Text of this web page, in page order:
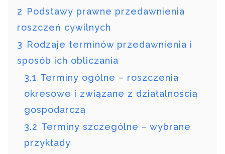
2 Podstawy prawne przedawnienia
roszczeń cywilnych
3 Rodzaje terminów przedawnienia i
sposób ich obliczania
3.1 Terminy ogólne – roszczenia
okresowe i związane z działalnością
gospodarczą
3.2 Terminy szczególne – wybrane
przykłady